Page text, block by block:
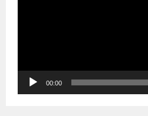
00:00